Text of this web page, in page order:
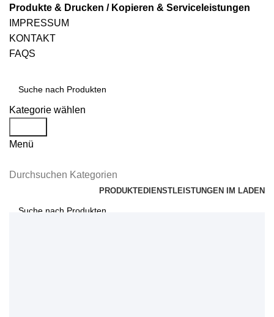
Produkte & Drucken / Kopieren & Serviceleistungen
IMPRESSUM
KONTAKT
FAQS
Kategorie wählen
Menü
Durchsuchen Kategorien
PRODUKTEDIENSTLEISTUNGEN IM LADEN